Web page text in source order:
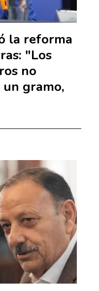
la reforma
"Los
no
gramo,